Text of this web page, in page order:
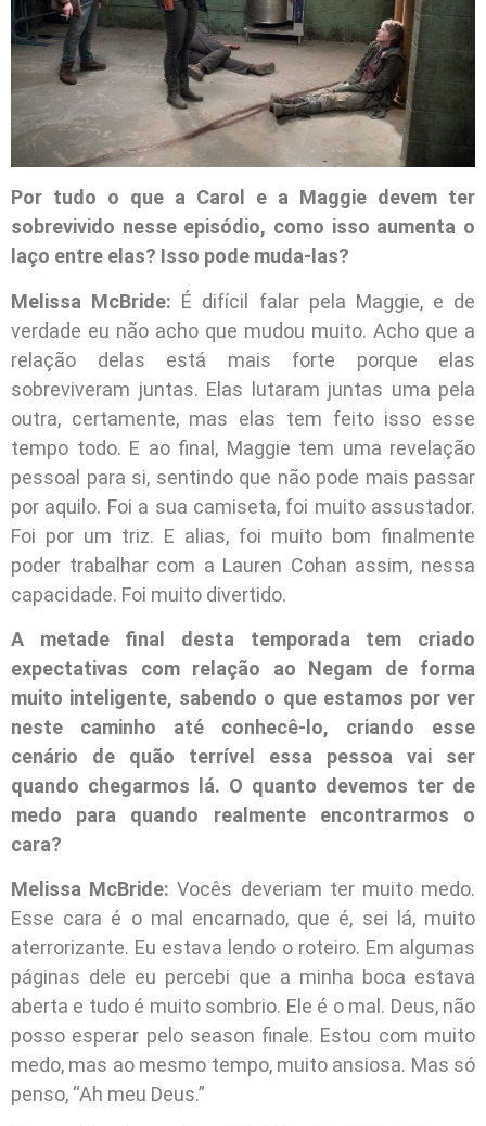
Por tudo o que a Carol e a Maggie devem ter
sobrevivido nesse episódio, como isso aumenta o
laço entre elas? Isso pode muda-las?
Melissa McBride: É difícil falar pela Maggie, e de
verdade eu não acho que mudou muito. Acho que a
relação delas está mais forte porque elas
sobreviveram juntas. Elas lutaram juntas uma pela
outra, certamente, mas elas tem feito isso esse
tempo todo. E ao final, Maggie tem uma revelação
pessoal para si, sentindo que não pode mais passar
por aquilo. Foi a sua camiseta, foi muito assustador.
Foi por um triz. E alias, foi muito bom finalmente
poder trabalhar com a Lauren Cohan assim, nessa
capacidade. Foi muito divertido.
A metade final desta temporada tem criado
expectativas com relação ao Negam de forma
muito inteligente, sabendo o que estamos por ver
neste caminho até conhecê-lo, criando esse
cenário de quão terrível essa pessoa vai ser
quando chegarmos lá. O quanto devemos ter de
medo para quando realmente encontrarmos o
cara?
Melissa McBride: Vocês deveriam ter muito medo.
Esse cara é o mal encarnado, que é, sei lá, muito
aterrorizante. Eu estava lendo o roteiro. Em algumas
páginas dele eu percebi que a minha boca estava
aberta e tudo é muito sombrio. Ele é o mal. Deus, não
posso esperar pelo season finale. Estou com muito
medo, mas ao mesmo tempo, muito ansiosa. Mas só
penso, “Ah meu Deus.”